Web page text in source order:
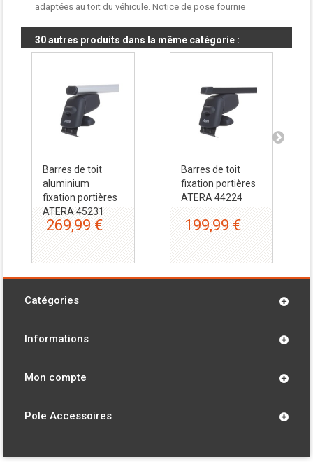
adaptées au toit du véhicule. Notice de pose fournie
30 autres produits dans la même catégorie :
Barres de toit
aluminium
fixation portières
ATERA 45231
269,99 €
Barres de toit
fixation portières
ATERA 44224
199,99 €
Catégories
Informations
Mon compte
Pole Accessoires